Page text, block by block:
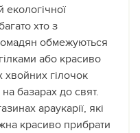
хто з
обмежуються
або красиво
гілочок
базарах до свят.
араукарії, які
красиво прибрати